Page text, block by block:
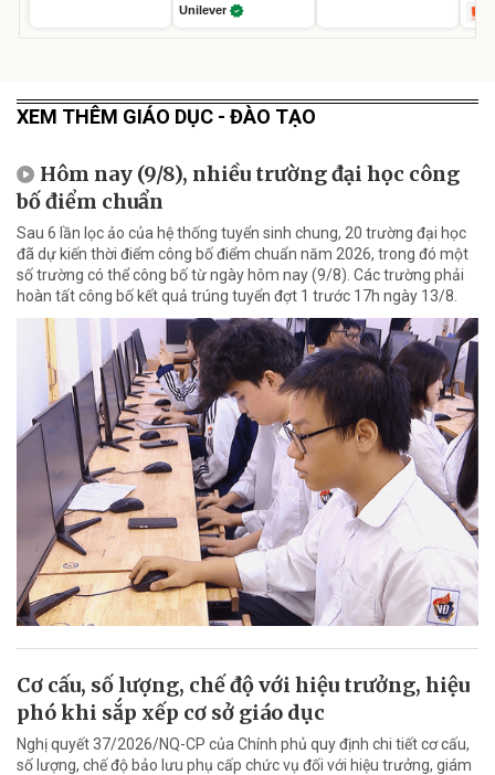
Unilever
XEM THÊM GIÁO DỤC - ĐÀO TẠO
Hôm nay (9/8), nhiều trường đại học công
bố điểm chuẩn
Sau 6 lần lọc ảo của hệ thống tuyển sinh chung, 20 trường đại học
đã dự kiến thời điểm công bố điểm chuẩn năm 2026, trong đó một
số trường có thể công bố từ ngày hôm nay (9/8). Các trường phải
hoàn tất công bố kết quả trúng tuyển đợt 1 trước 17h ngày 13/8.
Cơ cấu, số lượng, chế độ với hiệu trưởng, hiệu
phó khi sắp xếp cơ sở giáo dục
Nghị quyết 37/2026/NQ-CP của Chính phủ quy định chi tiết cơ cấu,
số lượng, chế độ bảo lưu phụ cấp chức vụ đối với hiệu trưởng, giám